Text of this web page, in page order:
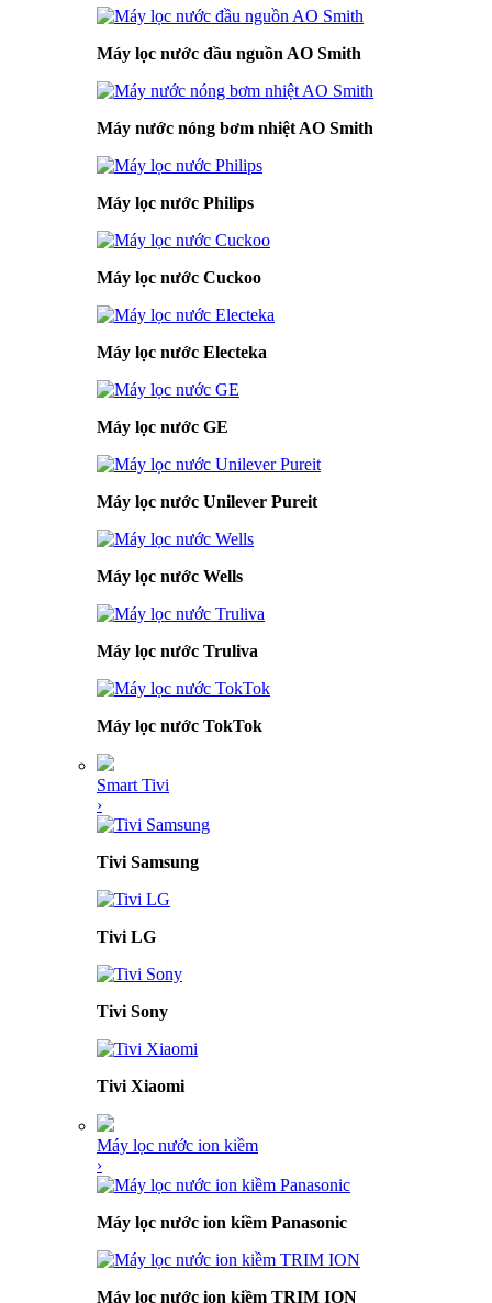
Máy lọc nước đầu nguồn AO Smith
Máy nước nóng bơm nhiệt AO Smith
Máy lọc nước Philips
Máy lọc nước Cuckoo
Máy lọc nước Electeka
Máy lọc nước GE
Máy lọc nước Unilever Pureit
Máy lọc nước Wells
Máy lọc nước Truliva
Máy lọc nước TokTok
Smart Tivi
›
Tivi Samsung
Tivi LG
Tivi Sony
Tivi Xiaomi
Máy lọc nước ion kiềm
›
Máy lọc nước ion kiềm Panasonic
Máy lọc nước ion kiềm TRIM ION